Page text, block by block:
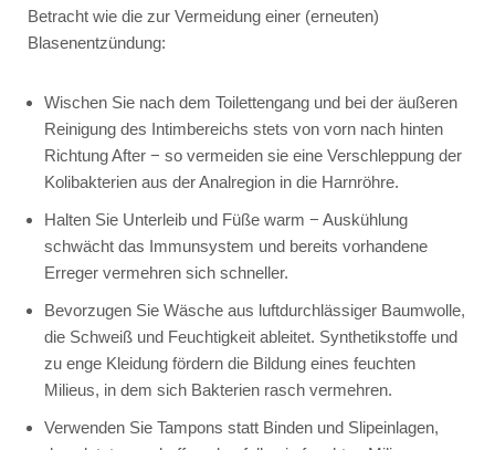
Betracht wie die zur Vermeidung einer (erneuten)
Blasenentzündung:
Wischen Sie nach dem Toilettengang und bei der äußeren
Reinigung des Intimbereichs stets von vorn nach hinten
Richtung After − so vermeiden sie eine Verschleppung der
Kolibakterien aus der Analregion in die Harnröhre.
Halten Sie Unterleib und Füße warm − Auskühlung
schwächt das Immunsystem und bereits vorhandene
Erreger vermehren sich schneller.
Bevorzugen Sie Wäsche aus luftdurchlässiger Baumwolle,
die Schweiß und Feuchtigkeit ableitet. Synthetikstoffe und
zu enge Kleidung fördern die Bildung eines feuchten
Milieus, in dem sich Bakterien rasch vermehren.
Verwenden Sie Tampons statt Binden und Slipeinlagen,